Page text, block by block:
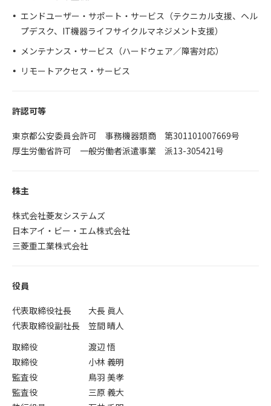
エンドユーザー・サポート・サービス（テクニカル支援、ヘル
プデスク、IT機器ライフサイクルマネジメント支援）
メンテナンス・サービス（ハードウェア／障害対応）
リモートアクセス・サービス
許認可等
東京都公安委員会許可 事務機器類商 第301101007669号
厚生労働省許可 一般労働者派遣事業 派13-305421号
株主
株式会社菱友システムズ
日本アイ・ビー・エム株式会社
三菱重工業株式会社
役員
代表取締役社長 大長 眞人
代表取締役副社長 笠間 晴人
取締役 渡辺 悟
取締役 小林 義明
監査役 鳥羽 美孝
監査役 三原 義大